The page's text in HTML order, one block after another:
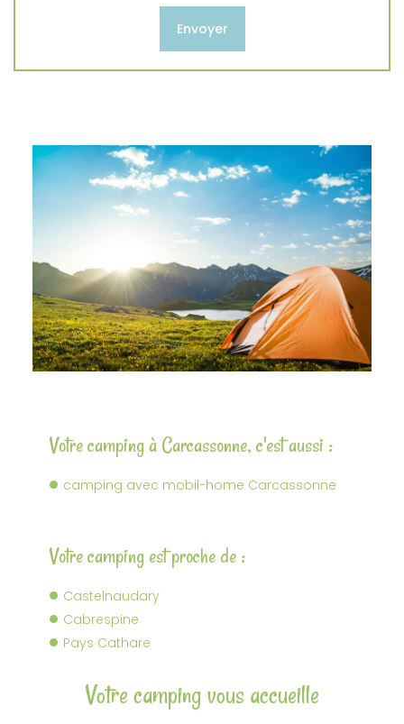
Votre camping à Carcassonne, c'est aussi :
camping avec mobil-home Carcassonne
Votre camping est proche de :
Castelnaudary
Cabrespine
Pays Cathare
Votre camping vous accueille